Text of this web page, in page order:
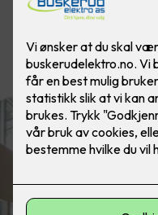
Fremhev
beste